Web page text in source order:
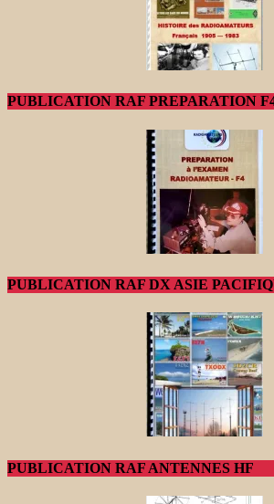
PUBLICATION RAF PREPARATION
PUBLICATION RAF DX ASIE
PUBLICATION RAF ANTENNES HF